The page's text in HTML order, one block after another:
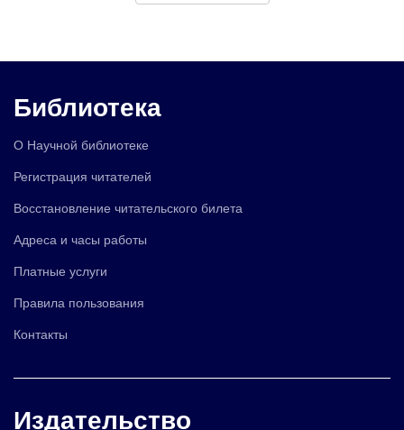
Библиотека
О Научной библиотеке
Регистрация читателей
Восстановление читательского билета
Адреса и часы работы
Платные услуги
Правила пользования
Контакты
Издательство